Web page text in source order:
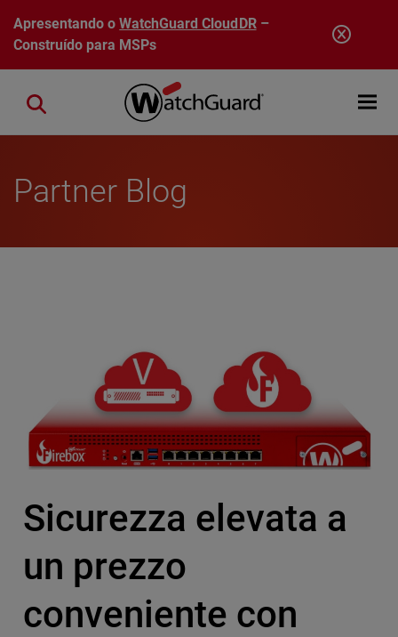
Pular para o conteúdo principal
Apresentando oWatchGuard CloudDR–
Construído para MSPs
Open
Close search
Partner Blog
Sicurezza elevata a
un prezzo
conveniente con